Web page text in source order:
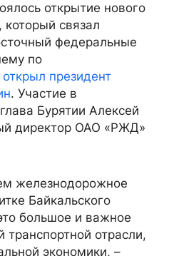
открытие нового
который связал
федеральные
по
открыл президент
. Участие в
Бурятии Алексей
директор ОАО «РЖД»
железнодорожное
Байкальского
большое и важное
отрасли,
экономики, –